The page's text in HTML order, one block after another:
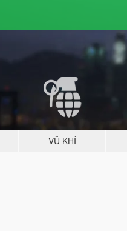
VŨ KHÍ